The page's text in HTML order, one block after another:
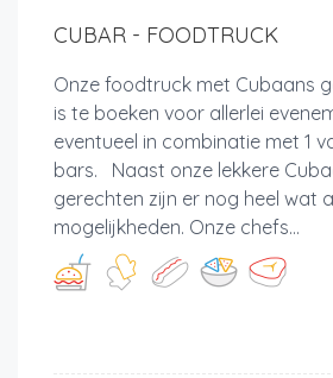
CUBAR - FOODTRUCK
Onze foodtruck met Cubaans
is te boeken voor allerlei
eventueel in combinatie met 1
bars. Naast onze lekkere
gerechten zijn er nog heel wat
mogelijkheden. Onze chefs...